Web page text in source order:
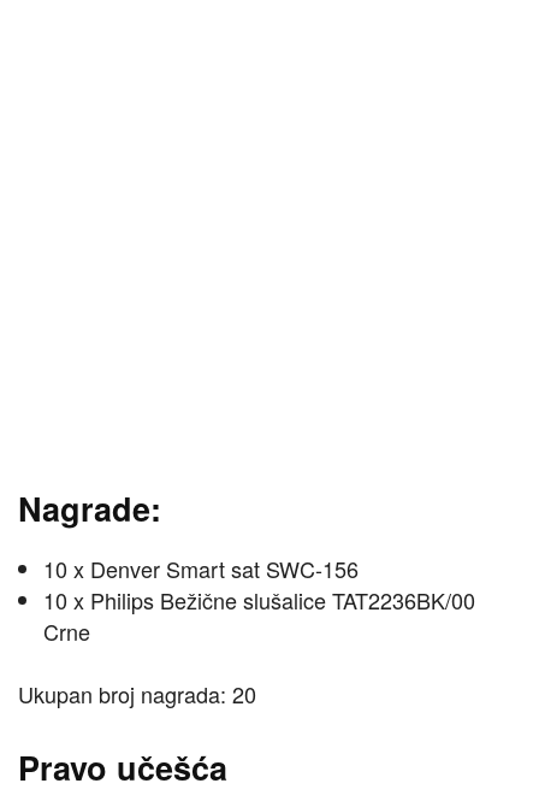
Nagrade:
10 x Denver Smart sat SWC-156
10 x Philips Bežične slušalice TAT2236BK/00
Crne
Ukupan broj nagrada: 20
Pravo učešća